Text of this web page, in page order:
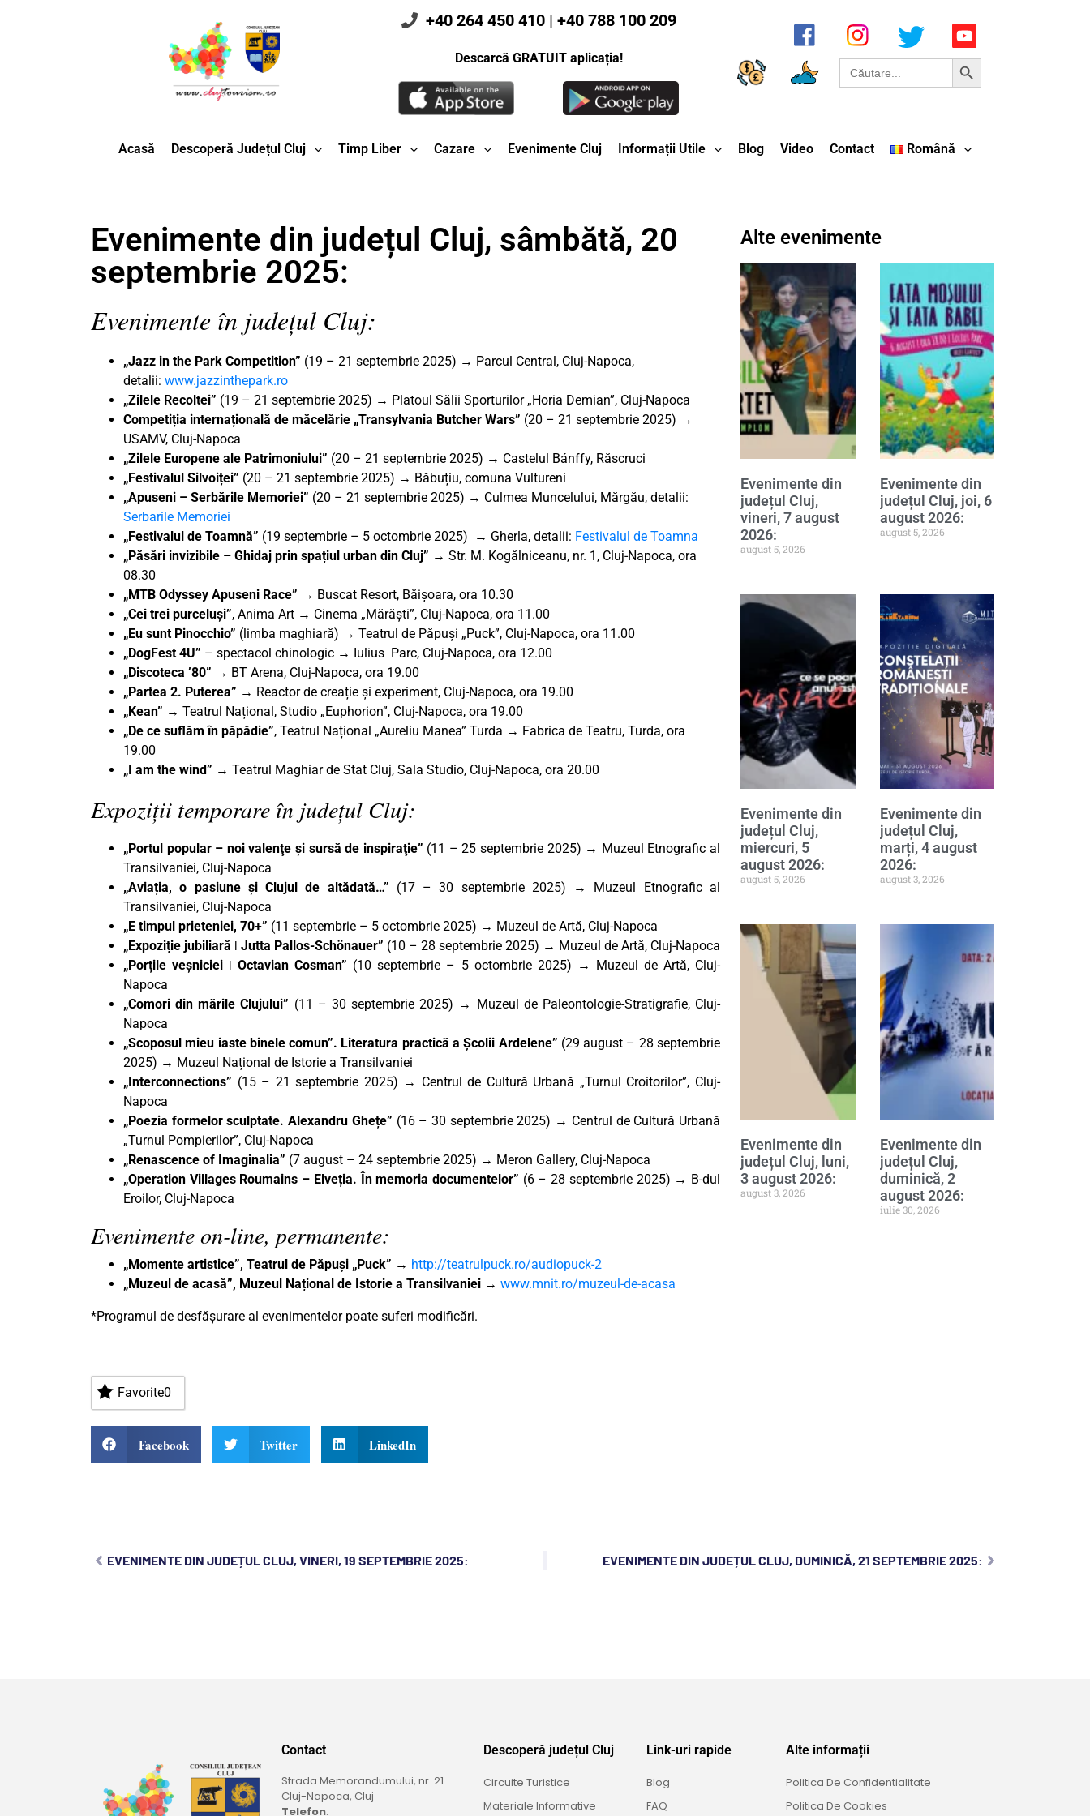
+40 264 450 410 | +40 788 100 209
Descarcă GRATUIT aplicația! Search
for:
Search Button
Acasă Descoperă Județul Cluj Timp Liber Cazare Evenimente Cluj Informații Utile Blog Video Contact Română
Evenimente din județul Cluj, sâmbătă, 20
septembrie 2025:
Evenimente în județul Cluj:
„Jazz in the Park Competition” (19 – 21 septembrie 2025) → Parcul Central, Cluj-Napoca,
detalii: www.jazzinthepark.ro
„Zilele Recoltei” (19 – 21 septembrie 2025) → Platoul Sălii Sporturilor „Horia Demian”, Cluj-Napoca
Competiția internațională de măcelărie „Transylvania Butcher Wars” (20 – 21 septembrie 2025) →
USAMV, Cluj-Napoca
„Zilele Europene ale Patrimoniului” (20 – 21 septembrie 2025) → Castelul Bánffy, Răscruci
„Festivalul Silvoiței” (20 – 21 septembrie 2025) → Băbuțiu, comuna Vultureni
„Apuseni – Serbările Memoriei” (20 – 21 septembrie 2025) → Culmea Muncelului, Mărgău, detalii:
Serbarile Memoriei
„Festivalul de Toamnă” (19 septembrie – 5 octombrie 2025) → Gherla, detalii: Festivalul de Toamna
„Păsări invizibile – Ghidaj prin spațiul urban din Cluj” → Str. M. Kogălniceanu, nr. 1, Cluj-Napoca, ora
08.30
„MTB Odyssey Apuseni Race” → Buscat Resort, Băișoara, ora 10.30
„Cei trei purceluși”, Anima Art → Cinema „Mărăști”, Cluj-Napoca, ora 11.00
„Eu sunt Pinocchio” (limba maghiară) → Teatrul de Păpuși „Puck”, Cluj-Napoca, ora 11.00
„DogFest 4U” – spectacol chinologic →
Iulius Parc, Cluj-Napoca, ora 12.00
„Discoteca ’80” → BT Arena, Cluj-Napoca, ora 19.00
„Partea 2. Puterea” → Reactor de creație și experiment, Cluj-Napoca, ora 19.00
„Kean” → Teatrul Național, Studio „Euphorion”, Cluj-Napoca, ora 19.00
„De ce suflăm în păpădie”, Teatrul Național „Aureliu Manea” Turda → Fabrica de Teatru, Turda, ora
19.00
„I am the wind” → Teatrul Maghiar de Stat Cluj, Sala Studio, Cluj-Napoca, ora 20.00
Expoziții temporare în județul Cluj:
„Portul popular – noi valenţe şi sursă de inspiraţie” (11 – 25 septembrie 2025) → Muzeul Etnografic al
Transilvaniei, Cluj-Napoca
„Aviația, o pasiune și Clujul de altădată…” (17 – 30 septembrie 2025) → Muzeul Etnografic al
Transilvaniei, Cluj-Napoca
„E timpul prieteniei, 70+” (11 septembrie – 5 octombrie 2025) → Muzeul de Artă, Cluj-Napoca
„Expoziție jubiliară ǀ Jutta Pallos-Schönauer” (10 – 28 septembrie 2025) → Muzeul de Artă, Cluj-Napoca
„Porțile veșniciei ǀ Octavian Cosman” (10 septembrie – 5 octombrie 2025) → Muzeul de Artă, Cluj-
Napoca
„Comori din mările Clujului” (11 – 30 septembrie 2025) → Muzeul de Paleontologie-Stratigrafie, Cluj-
Napoca
„Scoposul mieu iaste binele comun”. Literatura practică a Școlii Ardelene” (29 august – 28 septembrie
2025) → Muzeul Național de Istorie a Transilvaniei
„Interconnections” (15 – 21 septembrie 2025) → Centrul de Cultură Urbană „Turnul Croitorilor”, Cluj-
Napoca
„Poezia formelor sculptate. Alexandru Ghețe” (16 – 30 septembrie 2025) → Centrul de Cultură Urbană
„Turnul Pompierilor”, Cluj-Napoca
„Renascence of Imaginalia” (7 august – 24 septembrie 2025) → Meron Gallery, Cluj-Napoca
„Operation Villages Roumains – Elveția. În memoria documentelor” (6 – 28 septembrie 2025) → B-dul
Eroilor, Cluj-Napoca
Evenimente on-line, permanente:
„Momente artistice”, Teatrul de Păpuși „Puck” → http://teatrulpuck.ro/audiopuck-2
„Muzeul de acasă”, Muzeul Național de Istorie a Transilvaniei → www.mnit.ro/muzeul-de-acasa
*Programul de desfășurare al evenimentelor poate suferi modificări.
Favorite0
Facebook Twitter LinkedIn
Alte evenimente
Evenimente din
județul Cluj,
vineri, 7 august
2026:
august 5, 2026
Evenimente din
județul Cluj, joi, 6
august 2026:
august 5, 2026
Evenimente din
județul Cluj,
miercuri, 5
august 2026:
august 5, 2026
Evenimente din
județul Cluj,
marți, 4 august
2026:
august 3, 2026
Evenimente din
județul Cluj, luni,
3 august 2026:
august 3, 2026
Evenimente din
județul Cluj,
duminică, 2
august 2026:
iulie 30, 2026
EVENIMENTE DIN JUDEȚUL CLUJ, VINERI, 19 SEPTEMBRIE 2025: EVENIMENTE DIN JUDEȚUL CLUJ, DUMINICĂ, 21 SEPTEMBRIE 2025:
Contact
Strada Memorandumului, nr. 21
Cluj-Napoca, Cluj
Telefon:
Descoperă județul Cluj
Circuite Turistice
Materiale Informative
Link-uri rapide
Blog
FAQ
Alte informații
Politica De Confidentialitate
Politica De Cookies